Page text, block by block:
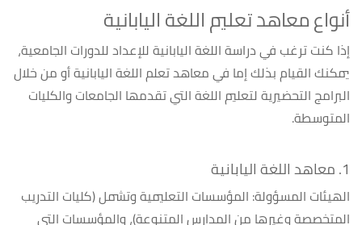
أنواع معاهد تعليم اللغة اليابانية
إذا كنت ترغب في دراسة اللغة اليابانية للإعداد للدورات الجامعية،
يمكنك القيام بذلك إما في معاهد تعلم اللغة اليابانية أو من خلال
البرامج التحضيرية لتعليم اللغة التي تقدمها الجامعات والكليات
المتوسطة.
1. معاهد اللغة اليابانية
الهيئات المسؤولة: المؤسسات التعليمية وتشمل (كليات التدريب
المتخصصة وغيرها من المدارس المتنوعة)، والمؤسسات التي